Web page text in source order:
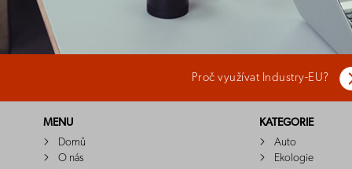
Proč využívat Industry-EU?
MENU
Domů
O nás
KATEGORIE
Auto
Ekologie